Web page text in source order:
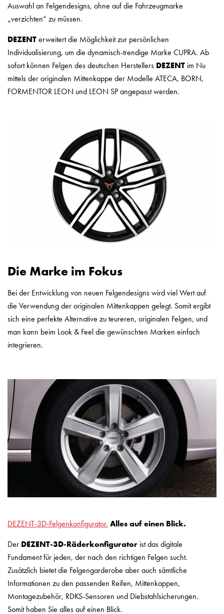
Auswahl an Felgendesigns, ohne auf die Fahrzeugmarke
„verzichten“ zu müssen.
DEZENTerweitert die Möglichkeit zur persönlichen
Individualisierung, um die dynamisch-trendige Marke CUPRA. Ab
sofort können Felgen des deutschen Herstellers DEZENT im Nu
mittels der originalen Mittenkappe der Modelle ATECA, BORN,
FORMENTOR LEON und LEON SP angepasst werden.
Die Marke im Fokus
Bei der Entwicklung von neuen Felgendesigns wird viel Wert auf
die Verwendung der originalen Mittenkappen gelegt. Somit ergibt
sich eine perfekte Alternative zu teureren, originalen Felgen, und
man kann beim Look & Feel die gewünschten Marken einfach
integrieren.
DEZENT-3D-Felgenkonfigurator. Alles auf einen Blick.
Der DEZENT-3D-Räderkonfigurator ist das digitale
Fundament für jeden, der nach den richtigen Felgen sucht.
Zusätzlich bietet die Felgengarderobe aber auch sämtliche
Informationen zu den passenden Reifen, Mittenkappen,
Montagezubehör, RDKS-Sensoren und Diebstahlsicherungen.
Somit haben Sie alles auf einen Blick.